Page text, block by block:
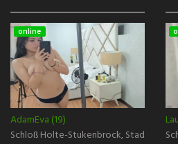
online
AdamEva (19)
Schloß Holte-Stukenbrock, Stadt